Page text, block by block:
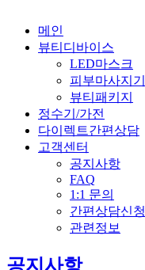
메인
뷰티디바이스
LED마스크
피부마사지기
뷰티패키지
정수기/가전
다이렉트간편상담
고객센터
공지사항
FAQ
1:1 문의
간편상담신청
관련정보
공지사항